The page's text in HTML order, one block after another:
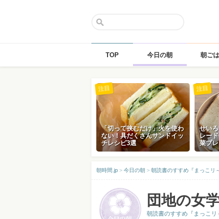
TOP 今日の朝 朝ご
「切って挟むだけ」火を使わ
ない！具だくさんサンドイッ
チレシピ3選
注目
せい
レー
菜プ
注目
朝時間.jp > 今日の朝 > 朝読書のすすめ『まっこリ
団地の女
朝読書のすすめ『まっこ